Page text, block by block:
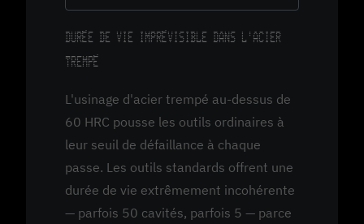
DURÉE DE VIE IMPRÉVISIBLE DANS L'ACIER
TREMPÉ
L'usinage d'acier trempé au-dessus de
60 HRC pousse les outils ordinaires à
leur seuil de défaillance à chaque
passe. Les outils standards offrent une
durée de vie extrêmement incohérente
— parfois 50 cavités, parfois 5 — parce